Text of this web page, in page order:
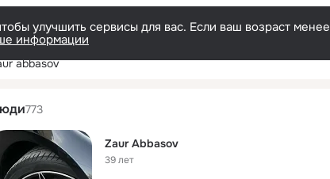
улучшить сервисы для вас. Если ваш возраст
информации
abbasov
773
Zaur Abbasov
39 лет